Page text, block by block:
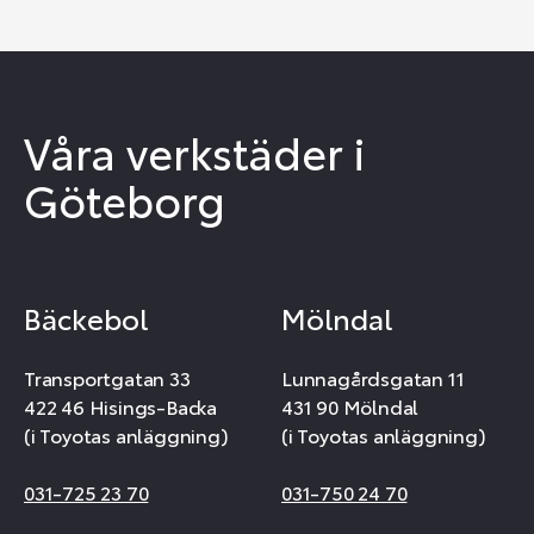
Våra verkstäder i
Göteborg
Bäckebol
Transportgatan 33
422 46 Hisings-Backa
(i Toyotas anläggning)
031-725 23 70
Mölndal
Lunnagårdsgatan 11
431 90 Mölndal
(i Toyotas anläggning)
031-750 24 70